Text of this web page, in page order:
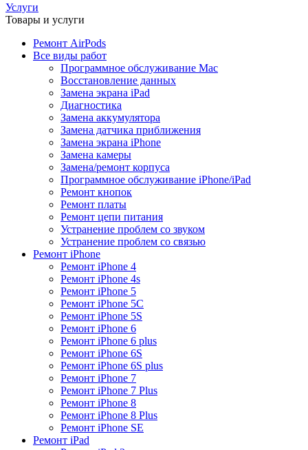
Услуги
Товары и услуги
Ремонт AirPods
Все виды работ
Программное обслуживание Mac
Восстановление данных
Замена экрана iPad
Диагностика
Замена аккумулятора
Замена датчика приближения
Замена экрана iPhone
Замена камеры
Замена/ремонт корпуса
Программное обслуживание iPhone/iPad
Ремонт кнопок
Ремонт платы
Ремонт цепи питания
Устранение проблем со звуком
Устранение проблем со связью
Ремонт iPhone
Ремонт iPhone 4
Ремонт iPhone 4s
Ремонт iPhone 5
Ремонт iPhone 5C
Ремонт iPhone 5S
Ремонт iPhone 6
Ремонт iPhone 6 plus
Ремонт iPhone 6S
Ремонт iPhone 6S plus
Ремонт iPhone 7
Ремонт iPhone 7 Plus
Ремонт iPhone 8
Ремонт iPhone 8 Plus
Ремонт iPhone SE
Ремонт iPad